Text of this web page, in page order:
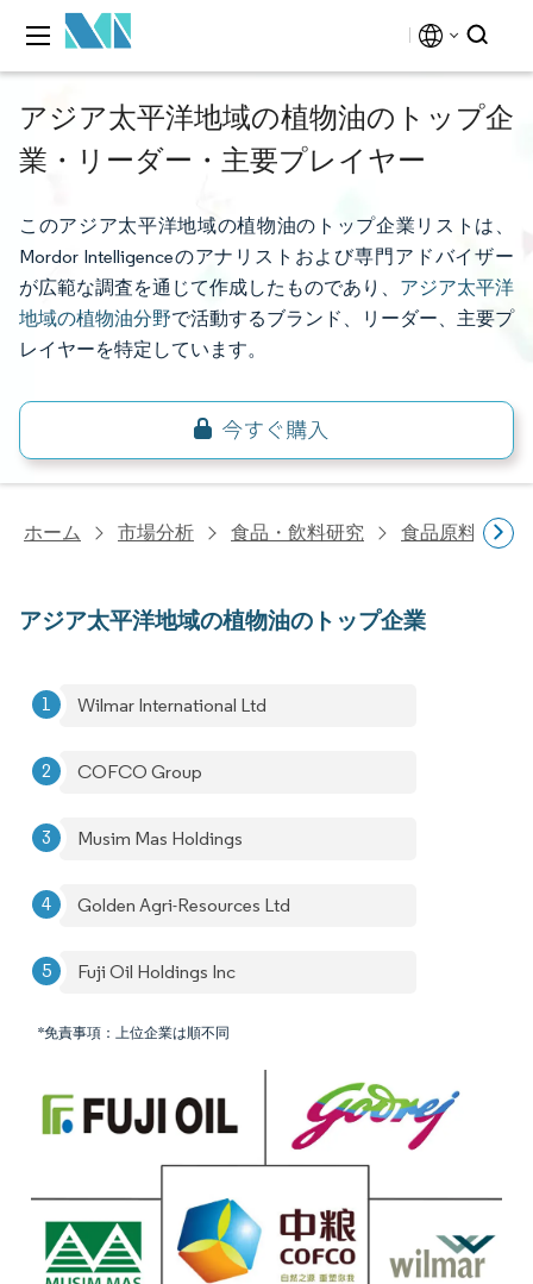
アジア太平洋地域の植物油のトップ企
業・リーダー・主要プレイヤー
このアジア太平洋地域の植物油のトップ企業リストは、
Mordor Intelligenceのアナリストおよび専門アドバイザー
が広範な調査を通じて作成したものであり、 アジア太平洋
地域の植物油分野で活動するブランド、リーダー、主要プ
レイヤーを特定しています。
ホーム 市場分析 食品・飲料研究 食品原料・食
アジア太平洋地域の植物油のトップ企業
Wilmar International Ltd
COFCO Group
Musim Mas Holdings
Golden Agri-Resources Ltd
Fuji Oil Holdings Inc
*免責事項：上位企業は順不同